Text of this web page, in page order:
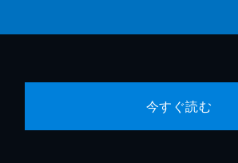
今すぐ読む